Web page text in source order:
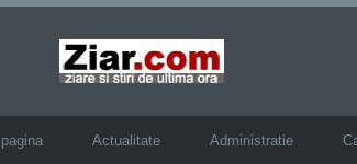
Actualitate Administratie